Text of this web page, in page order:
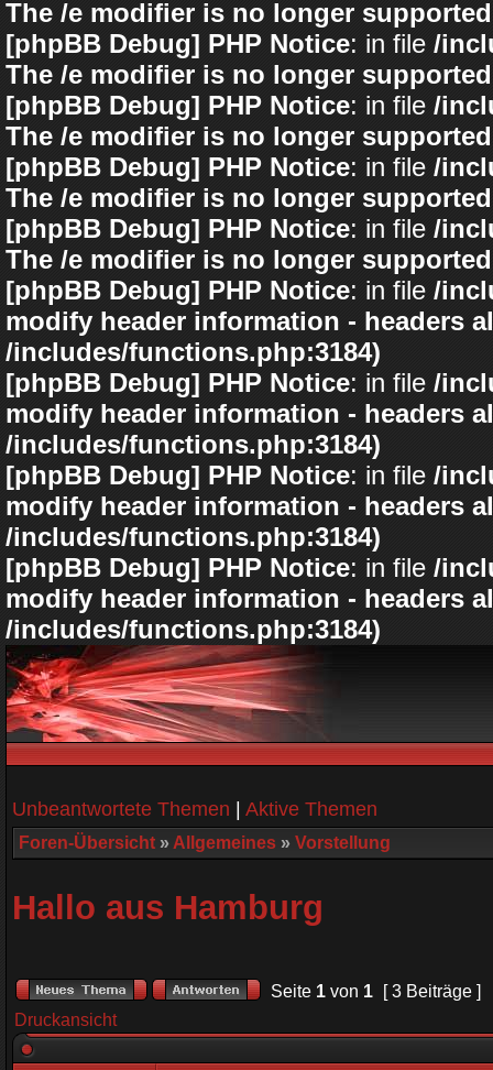
The /e modifier is no longer
[phpBB Debug] PHP Notice: in file /
The /e modifier is no longer
[phpBB Debug] PHP Notice: in file /
The /e modifier is no longer
[phpBB Debug] PHP Notice: in file /
The /e modifier is no longer
[phpBB Debug] PHP Notice: in file /
The /e modifier is no longer
[phpBB Debug] PHP Notice: in file /
modify header information - headers
/includes/functions.php:3184)
[phpBB Debug] PHP Notice: in file /
modify header information - headers
/includes/functions.php:3184)
[phpBB Debug] PHP Notice: in file /
modify header information - headers
/includes/functions.php:3184)
[phpBB Debug] PHP Notice: in file /
modify header information - headers
/includes/functions.php:3184)
Unbeantwortete Themen Aktive Themen
Foren-Übersicht » Allgemeines » Vorstellung
Hallo aus Hamburg
Seite 1 von 1
[ 3 Beiträge ]
Druckansicht